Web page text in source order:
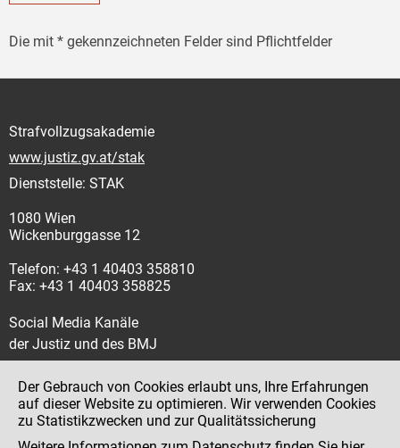
Die mit * gekennzeichneten Felder sind Pflichtfelder
Strafvollzugsakademie
www.justiz.gv.at/stak
Dienststelle: STAK
1080 Wien
Wickenburggasse 12
Telefon: +43 1 40403 358810
Fax: +43 1 40403 358825
Social Media Kanäle
der Justiz und des BMJ
Impressum
Der Gebrauch von Cookies erlaubt uns, Ihre Erfahrungen
auf dieser Website zu optimieren. Wir verwenden Cookies
zu Statistikzwecken und zur Qualitätssicherung